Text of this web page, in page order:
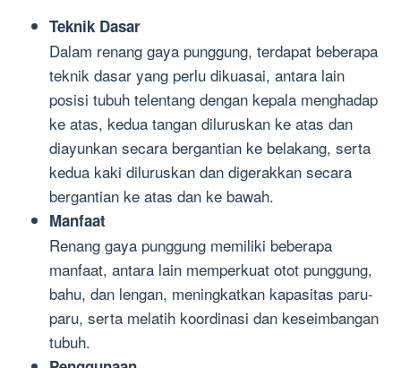
Teknik Dasar
Dalam renang gaya punggung, terdapat beberapa
teknik dasar yang perlu dikuasai, antara lain
posisi tubuh telentang dengan kepala menghadap
ke atas, kedua tangan diluruskan ke atas dan
diayunkan secara bergantian ke belakang, serta
kedua kaki diluruskan dan digerakkan secara
bergantian ke atas dan ke bawah.
Manfaat
Renang gaya punggung memiliki beberapa
manfaat, antara lain memperkuat otot punggung,
bahu, dan lengan, meningkatkan kapasitas paru-
paru, serta melatih koordinasi dan keseimbangan
tubuh.